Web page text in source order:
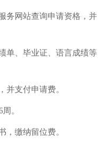
务网站查询申请资格，并
单、毕业证、语言成绩等
并支付申请费。
。
，缴纳留位费。